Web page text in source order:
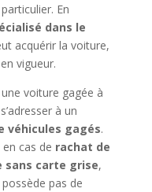
En
dans le
acquérir la voiture,
vigueur.
voiture gagée à
à un
véhicules gagés.
cas de rachat de
sans carte grise,
pas de